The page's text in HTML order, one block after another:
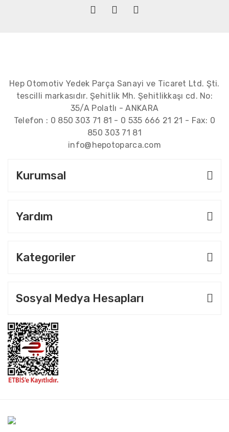
Hep Otomotiv Yedek Parça Sanayi ve Ticaret Ltd. Şti.
tescilli markasıdır. Şehitlik Mh. Şehitlikkaşı cd. No:
35/A Polatlı - ANKARA
Telefon : 0 850 303 71 81 - 0 535 666 21 21 - Fax: 0
850 303 71 81
info@hepotoparca.com
Kurumsal
Yardım
Kategoriler
Sosyal Medya Hesapları